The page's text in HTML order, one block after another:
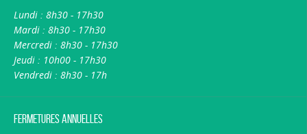
Lundi : 8h30 - 17h30
Mardi : 8h30 - 17h30
Mercredi : 8h30 - 17h30
Jeudi : 10h00 - 17h30
Vendredi : 8h30 - 17h
Fermetures annuelles